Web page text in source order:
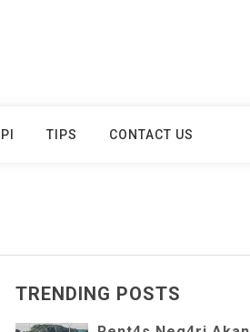
TIPS CONTACT US
TRENDING POSTS